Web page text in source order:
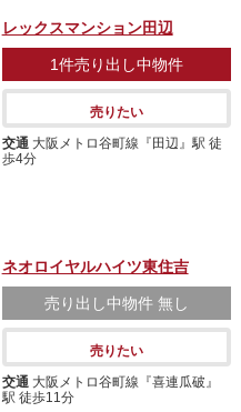
レックスマンション田辺
1件売り出し中物件
売りたい
交通 大阪メトロ谷町線『田辺』駅 徒
歩4分
ネオロイヤルハイツ東住吉
売り出し中物件 無し
売りたい
交通 大阪メトロ谷町線『喜連瓜破』
駅 徒歩11分